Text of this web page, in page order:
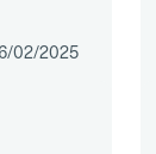
02/2025